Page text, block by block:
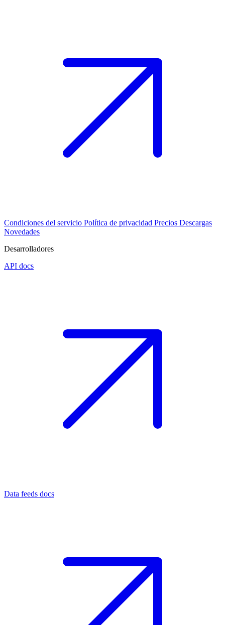
Condiciones del servicio Política de privacidad Precios Descargas
Novedades
Desarrolladores
API docs
Data feeds docs